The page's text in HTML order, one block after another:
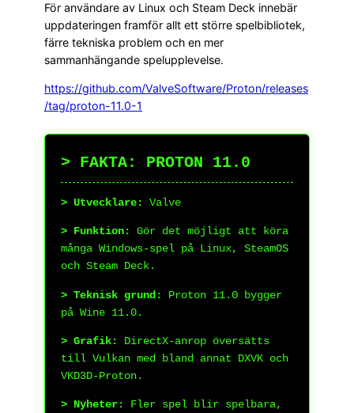
För användare av Linux och Steam Deck innebär
uppdateringen framför allt ett större spelbibliotek,
färre tekniska problem och en mer
sammanhängande spelupplevelse.
https://github.com/ValveSoftware/Proton/releases
/tag/proton-11.0-1
> FAKTA: PROTON 11.0
> Utvecklare: Valve
> Funktion:
Gör det möjligt att köra
många Windows-spel på Linux, SteamOS
och Steam Deck.
> Teknisk grund:
Proton 11.0 bygger
på Wine 11.0.
> Grafik:
DirectX-anrop översätts
till Vulkan med bland annat DXVK och
VKD3D-Proton.
> Nyheter:
Fler spel blir spelbara,